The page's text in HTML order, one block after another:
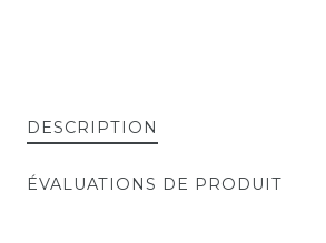
DESCRIPTION
ÉVALUATIONS DE PRODUIT